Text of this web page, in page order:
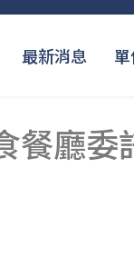
最新消息
餐廳